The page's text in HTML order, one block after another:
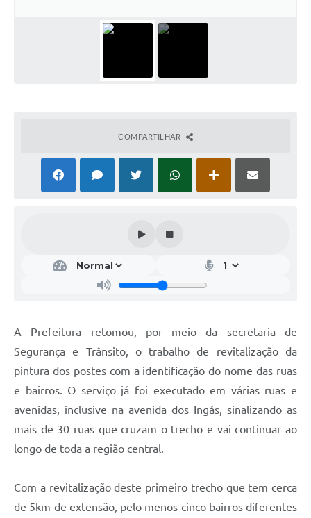
COMPARTILHAR
A Prefeitura retomou, por meio da secretaria de
Segurança e Trânsito, o trabalho de revitalização da
pintura dos postes com a identificação do nome das ruas
e bairros. O serviço já foi executado em várias ruas e
avenidas, inclusive na avenida dos Ingás, sinalizando as
mais de 30 ruas que cruzam o trecho e vai continuar ao
longo de toda a região central.
Com a revitalização deste primeiro trecho que tem cerca
de 5km de extensão, pelo menos cinco bairros diferentes